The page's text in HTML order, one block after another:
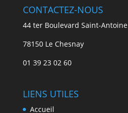
CONTACTEZ-NOUS
44 ter Boulevard Saint-Antoine
78150 Le Chesnay
01 39 23 02 60
LIENS UTILES
Accueil